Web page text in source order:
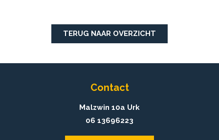
TERUG NAAR OVERZICHT
Contact
Malzwin 10a Urk
06 13696223